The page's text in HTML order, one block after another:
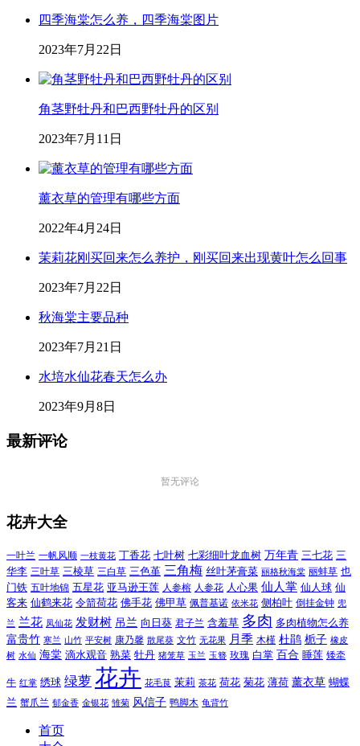
四季海棠怎么养，四季海棠图片
2023年7月22日
角茎野牡丹和巴西野牡丹的区别
2023年7月11日
薰衣草的管理有哪些方面
2022年4月24日
茉莉花刚买回来怎么养护，刚买回来出现黄叶怎么回事
2023年7月22日
秋海棠主要品种
2023年7月21日
水培水仙花春天怎么办
2023年9月8日
最新评论
暂无评论
花卉大全
一叶兰 一帆风顺 一枝黄花 丁香花 七叶树 七彩细叶龙血树 万年青 三七花 三
华李 三叶草 三棱草 三白草 三色堇 三角梅 丝叶茅膏菜 丽格秋海棠 丽蚌草 也
门铁 五叶地锦 五星花 亚马逊王莲 人参榕 人参花 人心果 仙人掌 仙人球 仙
客来 仙鹤来花 令箭荷花 佛手花 佛甲草 佩普基诺 依米花 侧柏叶 倒挂金钟 兜
兰 兰花 凤仙花 发财树 吊兰 向日葵 君子兰 含羞草 多肉 多肉植物怎么养
富贵竹 寒兰 山竹 平安树 康乃馨 散尾葵 文竹 无花果 月季 木槿 杜鹃 栀子 橡皮
树 水仙 海棠 滴水观音 熟菜 牡丹 猪笼草 玉兰 玉簪 玫瑰 白掌 百合 睡莲 矮牵
牛 红掌 绣球 绿萝 花卉 花毛茛 茉莉 茶花 荷花 菊花 薄荷 薰衣草 蝴蝶
兰 蟹爪兰 郁金香 金银花 雏菊 风信子 鸭脚木 龟背竹
首页